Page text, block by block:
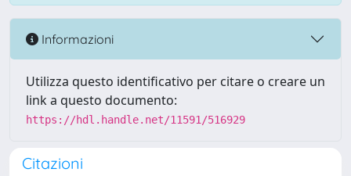
Informazioni
Utilizza questo identificativo per citare o creare un
link a questo documento:
https://hdl.handle.net/11591/516929
Citazioni